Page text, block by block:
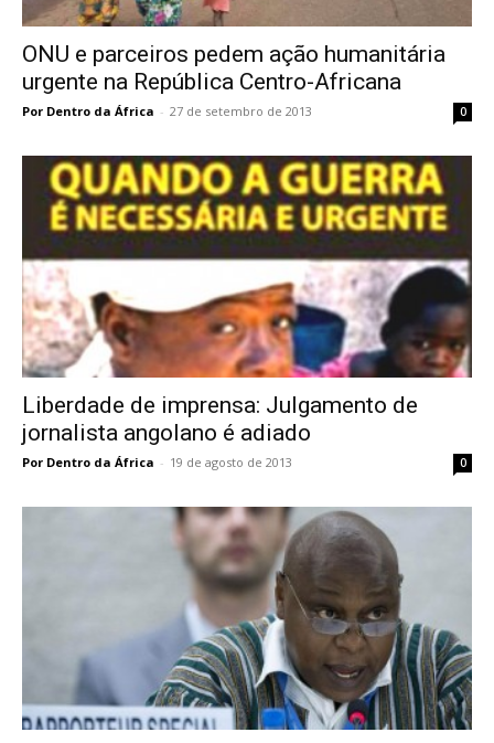
ONU e parceiros pedem ação humanitária
urgente na República Centro-Africana
Por Dentro da África - 27 de setembro de 2013 0
Liberdade de imprensa: Julgamento de
jornalista angolano é adiado
Por Dentro da África - 19 de agosto de 2013 0